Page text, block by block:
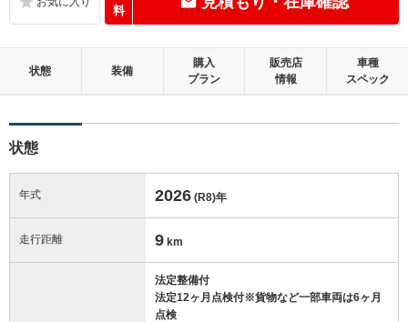
料
状態 装備
購入
プラン
販売店
情報
車種
スペック
状態
年式 2026 (R8)年
走行距離 9 km
法定整備付
法定12ヶ月点検付※貨物など一部車両は6ヶ月
点検